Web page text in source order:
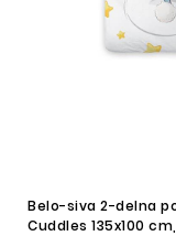
Belo-siva 2-delna
Cuddles 135x100